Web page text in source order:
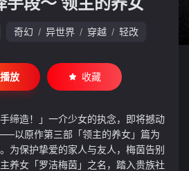
奇幻 / 异世界 / 穿越 / 轻改
放 收藏
缔造！」一介少女的执念，即将撼动
以原作第三部「领主的养女」篇为
为保护挚爱的家人与友人，梅茵告别
养女「罗洁梅茵」之名，踏入贵族社